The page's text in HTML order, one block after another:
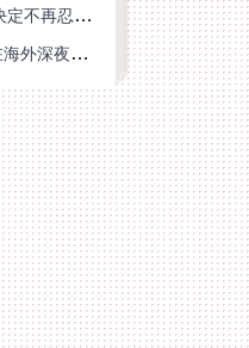
深夜连不上Steam回国，我决定不再忍受这数字鸿沟
Quickback和巨鲸好用吗？在海外深夜想刷B站、追爱奇艺的你，或许正需要这份答案